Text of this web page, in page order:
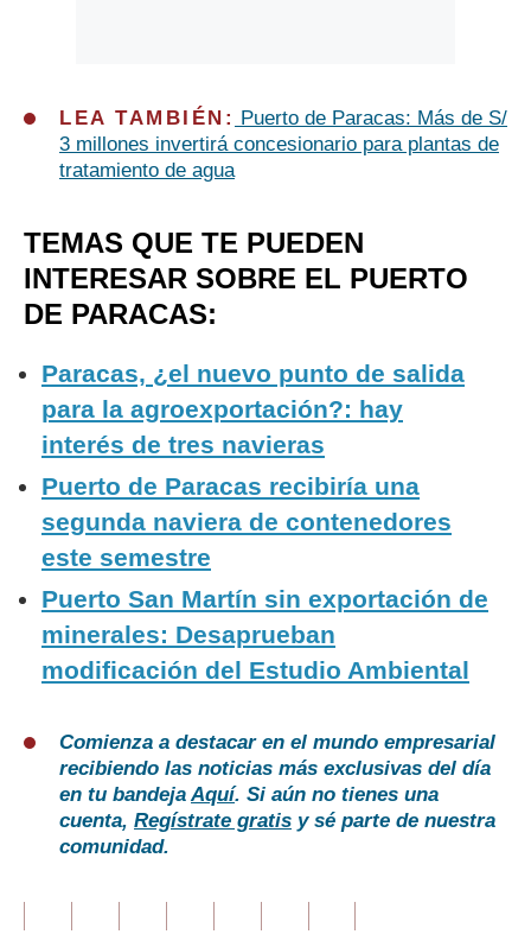
LEA TAMBIÉN:
Puerto de Paracas: Más de S/
3 millones invertirá concesionario para plantas de
tratamiento de agua
TEMAS QUE TE PUEDEN
INTERESAR SOBRE EL PUERTO
DE PARACAS:
Paracas, ¿el nuevo punto de salida
para la agroexportación?: hay
interés de tres navieras
Puerto de Paracas recibiría una
segunda naviera de contenedores
este semestre
Puerto San Martín sin exportación de
minerales: Desaprueban
modificación del Estudio Ambiental
Comienza a destacar en el mundo empresarial
recibiendo las noticias más exclusivas del día
en tu bandejaAquí. Si aún no tienes una
cuenta, Regístrate gratis y sé parte de nuestra
comunidad.